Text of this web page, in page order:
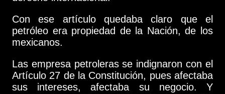
Con ese artículo quedaba claro que el
petróleo era propiedad de la Nación, de los
mexicanos.
Las empresa petroleras se indignaron con el
Artículo 27 de la Constitución, pues afectaba
sus intereses, afectaba su negocio. Y